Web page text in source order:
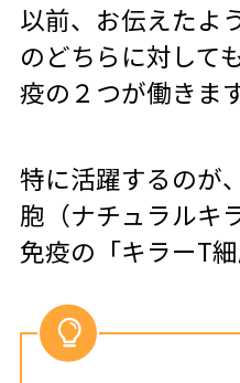
以前、お伝えたよ
のどちらに対して
疫の２つが働きます
特に活躍するのが
胞（ナチュラルキ
免疫の「キラーT細